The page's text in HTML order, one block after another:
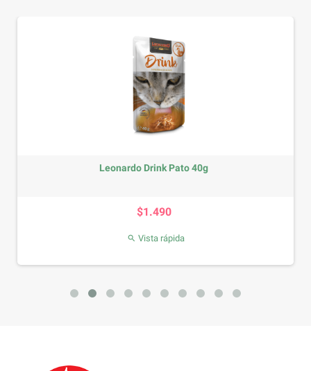
Leonardo Drink Pato 40g
$1.490
 Vista rápida